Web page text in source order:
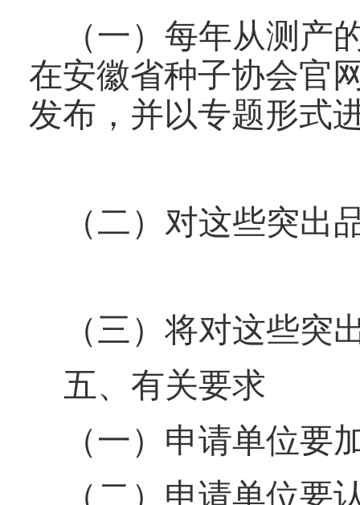
（一）每年从测产
在安徽省种子协会官
发布，并以专题形式
（二）对这些突出
（三）将对这些
五、有关要求
（一）申请单位
（二）申请单位